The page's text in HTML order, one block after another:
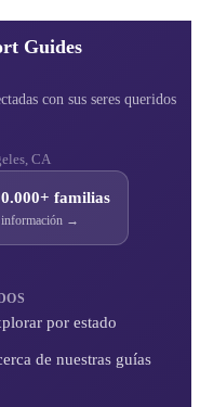
Guides
con sus seres queridos
CA
familias
información →
por estado
de nuestras guías